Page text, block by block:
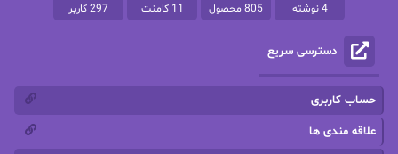
پروانه قدیمی پروانه محمدی
پریسا شکور(طوفان خاموش)
پنلوپه وارد
4 نوشته 805 محصول 11 کامنت 297 کاربر
دسترسی سریع
حساب کاربری
علاقه مندی ها